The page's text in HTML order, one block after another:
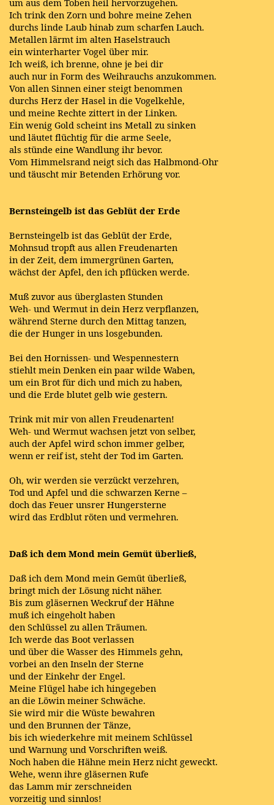
um aus dem Toben heil hervorzugehen.
Ich trink den Zorn und bohre meine Zehen
durchs linde Laub hinab zum scharfen Lauch.
Metallen lärmt im alten Haselstrauch
ein winterharter Vogel über mir.
Ich weiß, ich brenne, ohne je bei dir
auch nur in Form des Weihrauchs anzukommen.
Von allen Sinnen einer steigt benommen
durchs Herz der Hasel in die Vogelkehle,
und meine Rechte zittert in der Linken.
Ein wenig Gold scheint ins Metall zu sinken
und läutet flüchtig für die arme Seele,
als stünde eine Wandlung ihr bevor.
Vom Himmelsrand neigt sich das Halbmond-Ohr
und täuscht mir Betenden Erhörung vor.
Bernsteingelb ist das Geblüt der Erde
Bernsteingelb ist das Geblüt der Erde,
Mohnsud tropft aus allen Freudenarten
in der Zeit, dem immergrünen Garten,
wächst der Apfel, den ich pflücken werde.
Muß zuvor aus überglasten Stunden
Weh- und Wermut in dein Herz verpflanzen,
während Sterne durch den Mittag tanzen,
die der Hunger in uns losgebunden.
Bei den Hornissen- und Wespennestern
stiehlt mein Denken ein paar wilde Waben,
um ein Brot für dich und mich zu haben,
und die Erde blutet gelb wie gestern.
Trink mit mir von allen Freudenarten!
Weh- und Wermut wachsen jetzt von selber,
auch der Apfel wird schon immer gelber,
wenn er reif ist, steht der Tod im Garten.
Oh, wir werden sie verzückt verzehren,
Tod und Apfel und die schwarzen Kerne –
doch das Feuer unsrer Hungersterne
wird das Erdblut röten und vermehren.
Daß ich dem Mond mein Gemüt überließ,
Daß ich dem Mond mein Gemüt überließ,
bringt mich der Lösung nicht näher.
Bis zum gläsernen Weckruf der Hähne
muß ich eingeholt haben
den Schlüssel zu allen Träumen.
Ich werde das Boot verlassen
und über die Wasser des Himmels gehn,
vorbei an den Inseln der Sterne
und der Einkehr der Engel.
Meine Flügel habe ich hingegeben
an die Löwin meiner Schwäche.
Sie wird mir die Wüste bewahren
und den Brunnen der Tänze,
bis ich wiederkehre mit meinem Schlüssel
und Warnung und Vorschriften weiß.
Noch haben die Hähne mein Herz nicht geweckt.
Wehe, wenn ihre gläsernen Rufe
das Lamm mir zerschneiden
vorzeitig und sinnlos!